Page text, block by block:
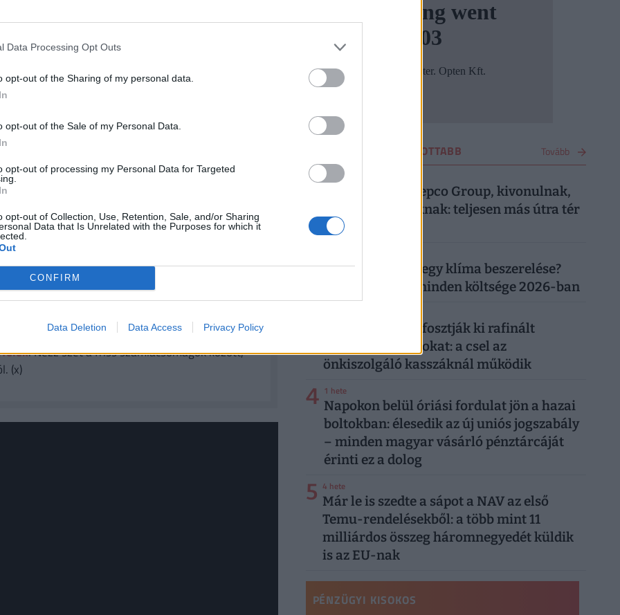
Data Processing Opt Outs
opt-out of the Sharing of my personal data.
opt-out of the Sale of my Personal Data.
opt-out of processing my Personal Data for Targeted
opt-out of Collection, Use, Retention, Sale, and/or Sharing
Data that Is Unrelated with the Purposes for which it
CONFIRM
Data Deletion Data Access Privacy Policy
Az ilyen giccses cuccokat mindig egyszerűen
Azt nem tudni, vajon a svéd áruházlánc
hogy az IKEA valóban a mindennapok
MEGÉRI VÁLTANI!
számlavezetés. A
konstrukciót is találhatunk, amelyek esetében
lehetnek. Nemrég három pénzintézet is
a Raiffeisen Bank, valamint az UniCredit Bank
. Nézz szét a friss számlacsomagok között,
(x)
VÁSÁRLÁS LEGOLVASOTTABB Tovább
1 3 hete
Most közölte a Pepco Group, kivonulnak,
vége egy korszaknak: teljesen más útra tér
át a boltlánc
2 Mennyibe kerül egy klíma beszerelése?
Egy klíma ára, minden költsége 2026-ban
"Banántrükkel" fosztják ki rafinált
vásárolók a boltokat: a csel az
önkiszolgáló kasszáknál működik
4 1 hete
Napokon belül óriási fordulat jön a hazai
boltokban: élesedik az új uniós jogszabály
– minden magyar vásárló pénztárcáját
érinti ez a dolog
5 4 hete
Már le is szedte a sápot a NAV az első
Temu-rendelésekből: a több mint 11
milliárdos összeg háromnegyedét küldik
is az EU-nak
PÉNZÜGYI KISOKOS